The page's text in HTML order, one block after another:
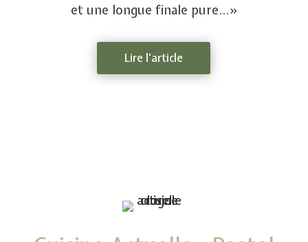
et une longue finale pure…»
Lire l'article